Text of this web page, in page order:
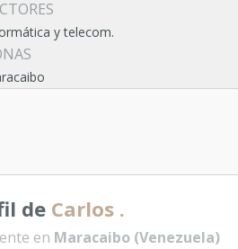
y telecom.
de Carlos .
en Maracaibo (Venezuela)